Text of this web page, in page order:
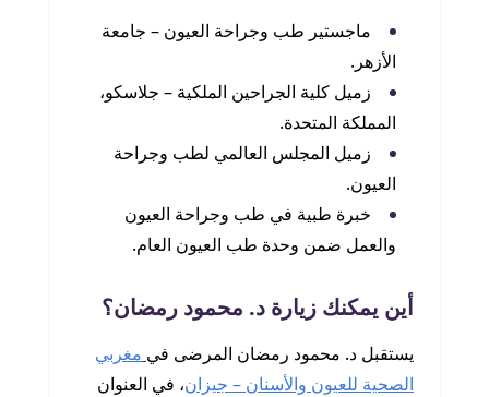
ماجستير طب وجراحة العيون – جامعة
الأزهر.
زميل كلية الجراحين الملكية – جلاسكو،
المملكة المتحدة.
زميل المجلس العالمي لطب وجراحة
العيون.
خبرة طبية في طب وجراحة العيون
والعمل ضمن وحدة طب العيون العام.
أين يمكنك زيارة د. محمود رمضان؟
يستقبل د. محمود رمضان المرضى في مغربي
الصحية للعيون والأسنان – جيزان، في العنوان